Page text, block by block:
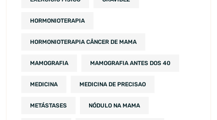
HORMONIOTERAPIA
HORMONIOTERAPIA CÂNCER DE MAMA
MAMOGRAFIA MAMOGRAFIA ANTES DOS 40
MEDICINA MEDICINA DE PRECISAO
METÁSTASES NÓDULO NA MAMA